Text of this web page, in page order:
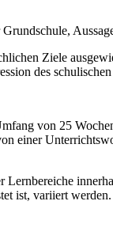
Ziele
des
von 25
einer
ist, variiert werden.